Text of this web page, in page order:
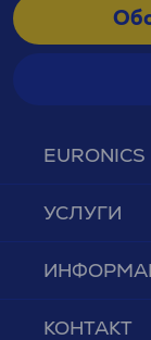
EURONICS
УСЛУГИ
КОНТАКТ